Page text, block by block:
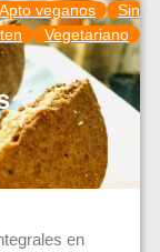
Apto veganos
Sin
Vegetariano
en